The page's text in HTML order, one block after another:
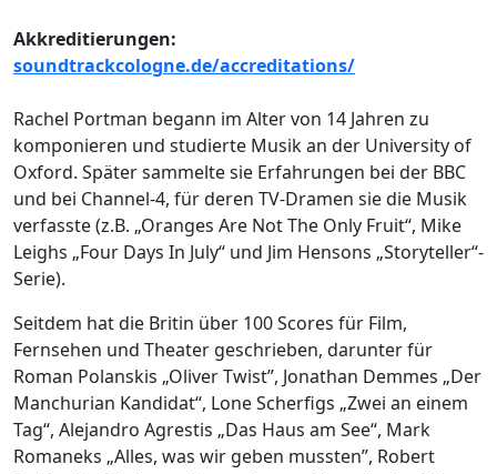
Akkreditierungen:
soundtrackcologne.de/accreditations/
Rachel Portman begann im Alter von 14 Jahren zu
komponieren und studierte Musik an der University of
Oxford. Später sammelte sie Erfahrungen bei der BBC
und bei Channel-4, für deren TV-Dramen sie die Musik
verfasste (z.B. „Oranges Are Not The Only Fruit“, Mike
Leighs „Four Days In July“ und Jim Hensons „Storyteller“-
Serie).
Seitdem hat die Britin über 100 Scores für Film,
Fernsehen und Theater geschrieben, darunter für
Roman Polanskis „Oliver Twist”, Jonathan Demmes „Der
Manchurian Kandidat“, Lone Scherfigs „Zwei an einem
Tag“, Alejandro Agrestis „Das Haus am See“, Mark
Romaneks „Alles, was wir geben mussten”, Robert